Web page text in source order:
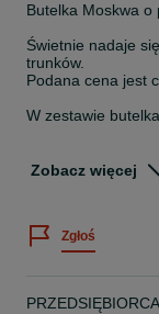
Butelka Moskwa o
Świetnie nadaje
trunków.
Podana cena jest
W zestawie
Posiadamy w
-brązowa
-niebieska
Zobacz więcej
Zgłoś
PRZEDSIĘBIORCA